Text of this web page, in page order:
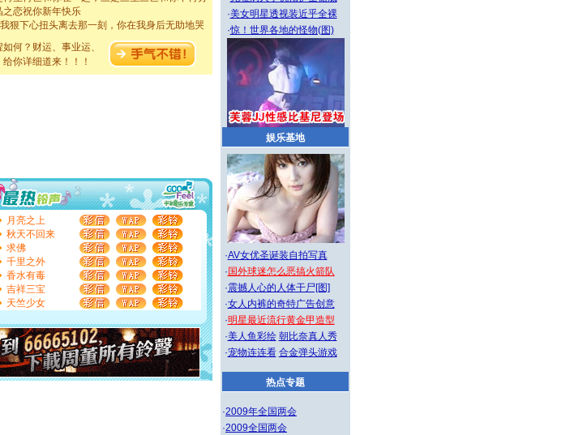
恋祝你新年快乐
狠下心扭头离去那一刻，你在我身后无助地哭
楚让我明白我多么爱你。我转身抱住你：这猪不
之恋祝你新年快乐。
雨润好月圆，半岛铁盒伴身边，每日尽显开心
春来似水如烟，劳碌人生需尽欢！听一曲轻歌，
不只这样的日子才会想起你,而是这样的日子才
明地骚扰你,告诉你,圣诞要快乐!新年要快乐!天天
噢!
奉上一颗祝福的心,在这个特别的日子里,愿幸福,
,鲜花,一切美好的祝愿与你同在.圣诞快乐!
到你我会触电；看不到你我要充电；没有你我会
你是我职业，想你是我事业，抱你是我特长，吻
业！水晶之恋祝你新年快乐
果上天让我许三个愿望，一是今生今世和你在一
再生再世和你在一起；三是三生三世和你不再分
之恋祝你新年快乐
狠下心扭头离去那一刻，你在我身后无助地哭
楚让我明白我多么爱你。我转身抱住你：这猪不
晶之恋祝你新年快乐。
雨润好月圆，半岛铁盒伴身边，每日尽显开心
何？财运、事业运、
你详细道来！！！
月亮之上
秋天不回来
求佛
千里之外
香水有毒
吉祥三宝
天竺少女
·美女明星透视装近乎全裸
·惊！世界各地的怪物(图)
娱乐基地
·AV女优圣诞装自拍写真
· 国外球迷怎么恶搞火箭队
·震撼人心的人体干尸[图]
·女人内裤的奇特广告创意
·明星最近流行黄金甲造型
·美人鱼彩绘 朝比奈真人秀
·宠物连连看 合金弹头游戏
热点专题
·2009年全国两会
·2009全国两会